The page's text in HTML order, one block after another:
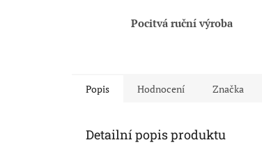
Pocitvá ruční výroba
Popis Hodnocení Značka
Detailní popis produktu